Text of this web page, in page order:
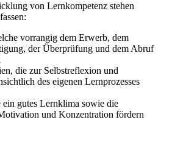
von Lernkompetenz stehen
vorrangig dem Erwerb, dem
der Überprüfung und dem Abruf
die zur Selbstreflexion und
des eigenen Lernprozesses
ein gutes Lernklima sowie die
und Konzentration fördern